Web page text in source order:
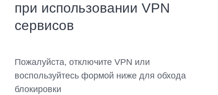
при использовании VPN
сервисов
Пожалуйста, отключите VPN или
воспользуйтесь формой ниже для обхода
блокировки